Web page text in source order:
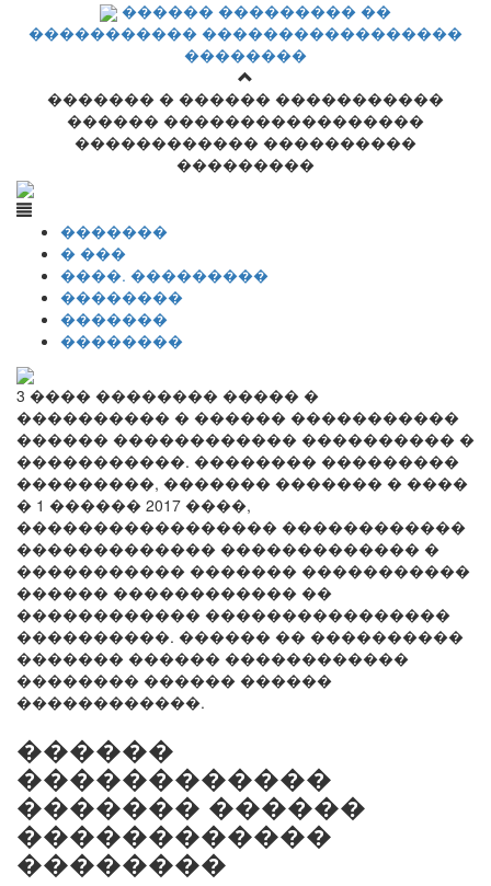
������ ��������� ��
����������� �����������������
��������
������� � ������ �����������
������ �����������������
������������ ����������
���������
�������
� ���
����. ���������
��������
�������
��������
3 ���� �������� ����� �
���������� � ������ �����������
������ ������������ ���������� �
�����������. �������� ���������
���������, ������� ������� � ����
� 1 ������ 2017 ����,
����������������� ������������
������������� ������������� �
����������� ������� �����������
������ ������������ ��
������������ ����������������
����������. ������ �� ����������
������� ������ ������������
�������� ������ ������
������������.
������
������������
������� ������
������������
��������